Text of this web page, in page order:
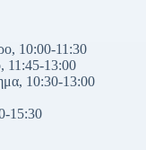
10:00-11:30
11:45-13:00
10:30-13:00
15:30